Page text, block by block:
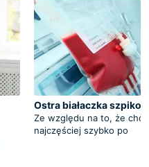
Ostra białaczka
Ze względu na to, że
najczęściej szybko po